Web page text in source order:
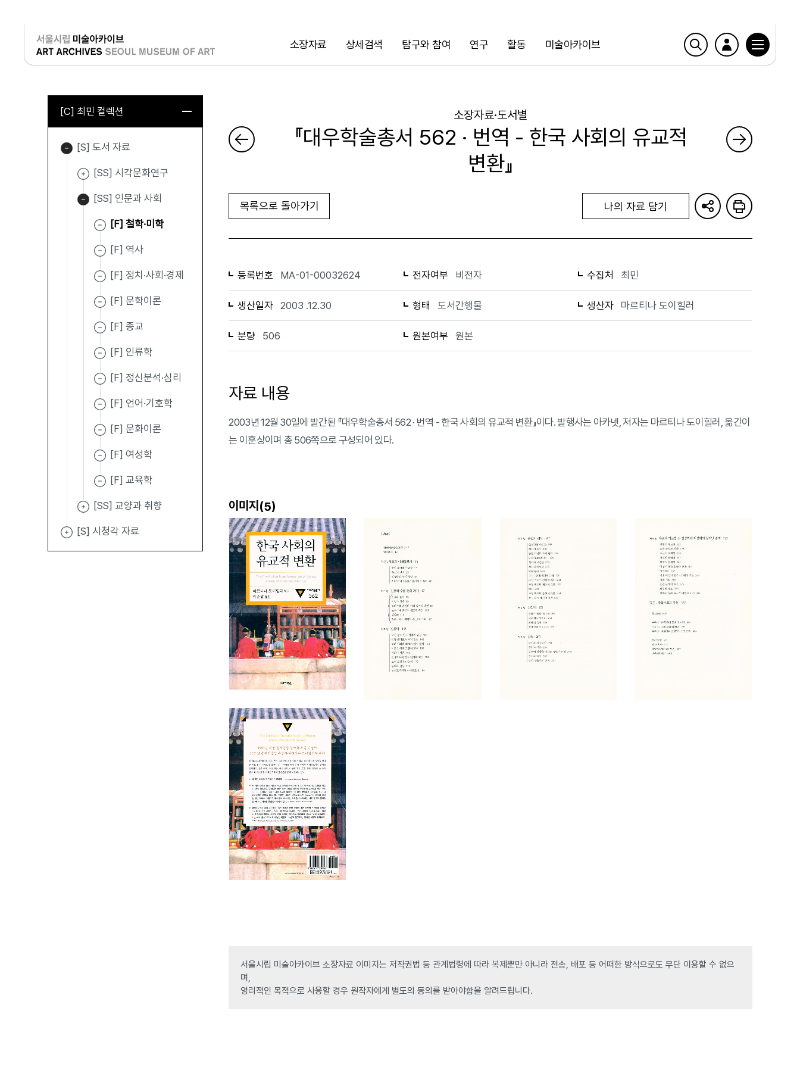
소장자료 상세검색 탐구와 참여 연구 활동 미술아카이브
검색
로그인
[C] 최민 컬렉션
[S] 도서 자료
[SS] 시각문화연구
[SS] 인문과 사회
[F] 철학·미학
[F] 역사
[F] 정치·사회·경제
[F] 문학이론
[F] 종교
[F] 인류학
[F] 정신분석·심리
[F] 언어·기호학
[F] 문화이론
[F] 여성학
[F] 교육학
[SS] 교양과 취향
[S] 시청각 자료
소장자료·도서별
『대우학술총서 562 · 번역 - 한국 사회의 유교적
변환』
목록으로 돌아가기 나의 자료 담기
등록번호 MA-01-00032624 전자여부 비전자 수집처 최민
생산일자 2003 .12.30 형태 도서간행물 생산자 마르티나 도이힐러
분량 506 원본여부 원본
자료 내용
2003년 12월 30일에 발간된 『대우학술총서 562 · 번역 - 한국 사회의 유교적 변환』이다. 발행사는 아카넷, 저자는 마르티나 도이힐러, 옮긴이
는 이훈상이며 총 506쪽으로 구성되어 있다.
이미지(5)
서울시립 미술아카이브 소장자료 이미지는 저작권법 등 관계법령에 따라 복제뿐만 아니라 전송, 배포 등 어떠한 방식으로도 무단 이용할 수 없으
며,
영리적인 목적으로 사용할 경우 원작자에게 별도의 동의를 받아야함을 알려드립니다.